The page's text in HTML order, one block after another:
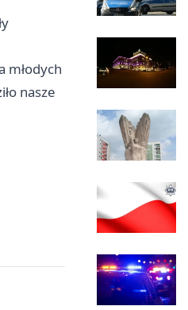
młodych
nasze